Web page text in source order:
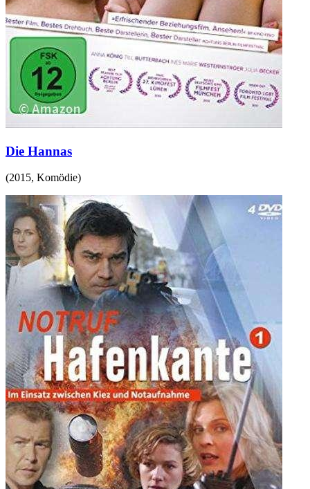
Die Hannas
(2015, Komödie)